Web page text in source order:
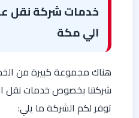
خدمات شركة نقل
الي مكة
هناك مجموعة كبيرة من
شركتنا بخصوص خدمات نقل
توفر لكم الشركة ما يلي: